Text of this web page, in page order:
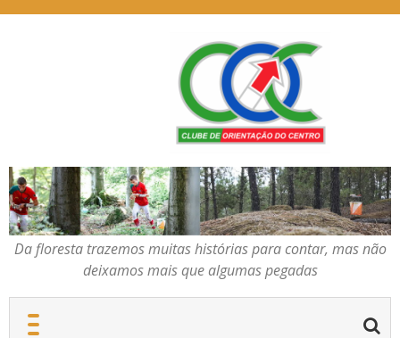
COC – CLUBE DE
ORIENTAÇÃO DO
CENTRO
Da floresta trazemos
muitas histórias para
contar, mas não deixamos
mais que algumas
pegadas
Da floresta trazemos muitas histórias para contar, mas não
deixamos mais que algumas pegadas